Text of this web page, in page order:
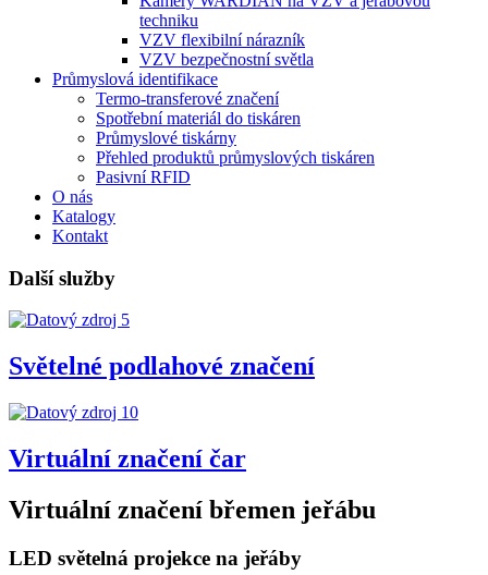
techniku
VZV flexibilní nárazník
VZV bezpečnostní světla
Průmyslová identifikace
Termo-transferové značení
Spotřební materiál do tiskáren
Průmyslové tiskárny
Přehled produktů průmyslových tiskáren
Pasivní RFID
O nás
Katalogy
Kontakt
Další služby
Světelné podlahové značení
Virtuální značení čar
Virtuální značení břemen jeřábu
LED světelná projekce na jeřáby